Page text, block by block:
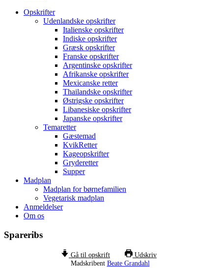
Opskrifter
Udenlandske opskrifter
Italienske opskrifter
Indiske opskrifter
Græsk opskrifter
Franske opskrifter
Argentinske opskrifter
Afrikanske opskrifter
Mexicanske retter
Thailandske opskrifter
Østrigske opskrifter
Libanesiske opskrifter
Japanske opskrifter
Temaretter
Gæstemad
KvikRetter
Kageopskrifter
Gryderetter
Supper
Madplan
Madplan for børnefamilien
Vegetarisk madplan
Anmeldelser
Om os
Spareribs
Gå til opskrift
Udskriv
Madskribent Beate Grandahl